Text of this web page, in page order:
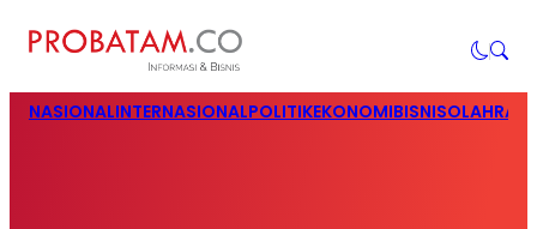
NASIONALINTERNASIONALPOLITIKEKONOMIBISNIS